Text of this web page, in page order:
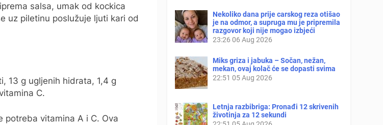
salsa, umak od kockica
uz piletinu poslužuje ljuti kari od
13 g ugljenih hidrata, 1,4 g
C.
potreba vitamina A i C. Ova
Nekoliko dana prije carskog reza otišao
je na odmor, a supruga mu je pripremila
razgovor koji nije mogao izbjeći
23:26 06 Aug 2026
Miks griza i jabuka – Sočan, nežan,
mekan, ovaj kolač će se dopasti svima
22:51 05 Aug 2026
Letnja razbibriga: Pronađi 12 skrivenih
životinja za 12 sekundi